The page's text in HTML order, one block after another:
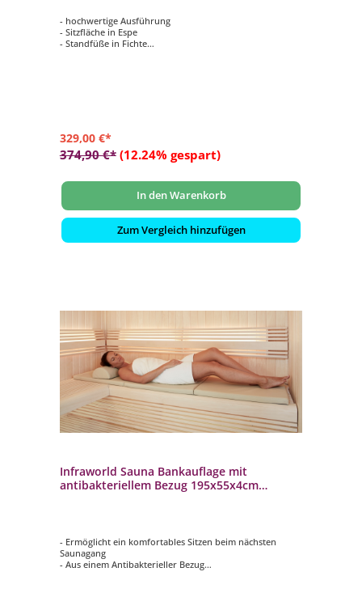
- hochwertige Ausführung
- Sitzfläche in Espe
- Standfüße in Fichte
329,00 €*
374,90 €* (12.24% gespart)
In den Warenkorb
Zum Vergleich hinzufügen
Infraworld Sauna Bankauflage mit
antibakteriellem Bezug 195x55x4cm
- Ermöglicht ein komfortables Sitzen beim nächsten
Saunagang
- Aus einem Antibakterieller Bezug